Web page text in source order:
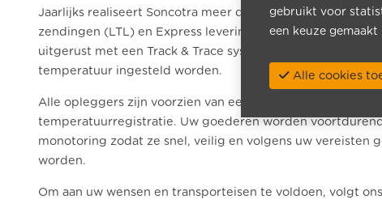
Jaarlijks realiseert Soncotra meer dan 15.000 Full Truck
zendingen (LTL) en Express leveringen naar deze
uitgerust met een Track & Trace systeem, dubbele
temperatuur ingesteld worden.
Alle opleggers zijn voorzien van een GPS- en GPRS-
temperatuurregistratie. Uw goederen worden
monotoring zodat ze snel, veilig en volgens uw vereisten
worden.
Om aan uw wensen en transporteisen te voldoen, volgt
gebruikt voor
een keuze gemaakt
Alle cookies